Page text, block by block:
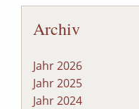
Archiv
Jahr 2026
Jahr 2025
Jahr 2024